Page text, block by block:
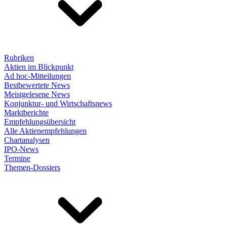
Rubriken
Aktien im Blickpunkt
Ad hoc-Mitteilungen
Bestbewertete News
Meistgelesene News
Konjunktur- und Wirtschaftsnews
Marktberichte
Empfehlungsübersicht
Alle Aktienempfehlungen
Chartanalysen
IPO-News
Termine
Themen-Dossiers